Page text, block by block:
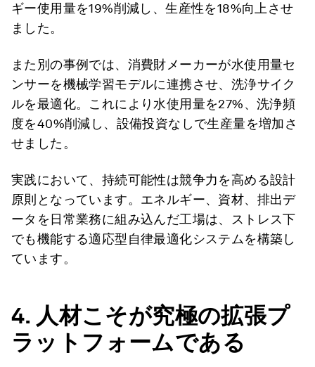
ギー使用量を19%削減し、生産性を18%向上させ
ました。
また別の事例では、消費財メーカーが水使用量セ
ンサーを機械学習モデルに連携させ、洗浄サイク
ルを最適化。これにより水使用量を27%、洗浄頻
度を40%削減し、設備投資なしで生産量を増加さ
せました。
実践において、持続可能性は競争力を高める設計
原則となっています。エネルギー、資材、排出デ
ータを日常業務に組み込んだ工場は、ストレス下
でも機能する適応型自律最適化システムを構築し
ています。
4. 人材こそが究極の拡張プ
ラットフォームである